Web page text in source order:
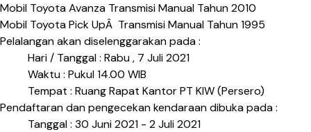
Mobil Toyota Avanza Transmisi Manual Tahun 2010
Mobil Toyota Pick UpÂ Transmisi Manual Tahun 1995
Pelalangan akan diselenggarakan pada :
Hari / Tanggal : Rabu , 7 Juli 2021
Waktu : Pukul 14.00 WIB
Tempat : Ruang Rapat Kantor PT KIW (Persero)
Pendaftaran dan pengecekan kendaraan dibuka pada :
Tanggal : 30 Juni 2021 - 2 Juli 2021